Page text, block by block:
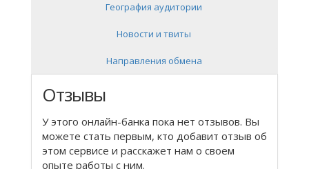
География аудитории
Новости и твиты
Направления обмена
Отзывы
У этого онлайн-банка пока нет отзывов. Вы
можете стать первым, кто добавит отзыв об
этом сервисе и расскажет нам о своем
опыте работы с ним.